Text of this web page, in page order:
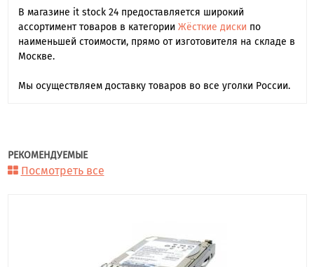
В магазине it stock 24 предоставляется широкий
ассортимент товаров в категории Жёсткие диски по
наименьшей стоимости, прямо от изготовителя на складе в
Москве.
Мы осуществляем доставку товаров во все уголки России.
РЕКОМЕНДУЕМЫЕ
Посмотреть все